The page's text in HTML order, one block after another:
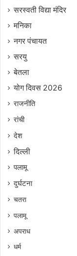
सरस्‍वती विद्या मंदिर
मनिका
नगर पंचायत
सरयु
बेतला
योग दिवस 2026
राजनीति
रांची
देश
दिल्‍ली
पलामू
दुर्घटना
चतरा
पलामू
अपराध
धर्म